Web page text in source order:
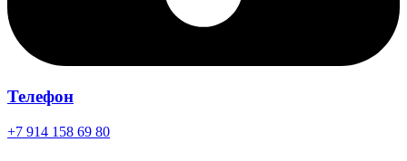
Телефон
+7 914 158 69 80